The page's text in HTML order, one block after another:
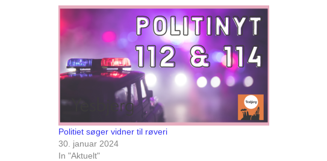
Politiet søger vidner til røveri
30. januar 2024
In "Aktuelt"